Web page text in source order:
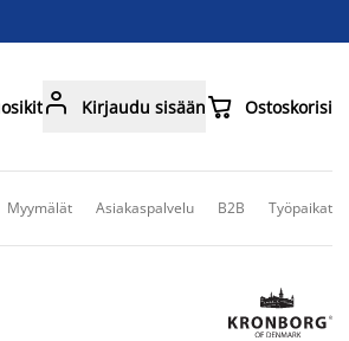
 Kirjaudu sisään Ostoskorisi
Myymälät Asiakaspalvelu B2B Työpaikat